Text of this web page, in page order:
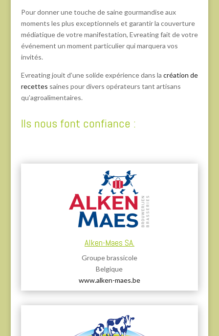
Pour donner une touche de saine gourmandise aux
moments les plus exceptionnels et garantir la couverture
médiatique de votre manifestation, Evreating fait de votre
événement un moment particulier qui marquera vos
invités.
Evreating jouit d’une solide expérience dans la création de
recettes saines pour divers opérateurs tant artisans
qu’agroalimentaires.
Ils nous font confiance :
Alken-Maes SA.
Groupe brassicole
Belgique
www.alken-maes.be